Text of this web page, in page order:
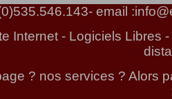
- email :
Internet - Logiciels
? nos services ? Alors